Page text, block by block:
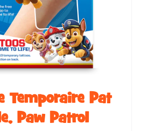
Temporaire ​​​​Pat
Paw Patrol